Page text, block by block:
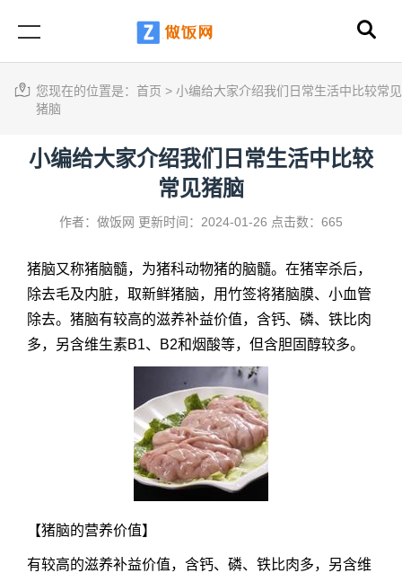
您现在的位置是： 首页 > 小编给大家介绍我们日常生活中比较常见
猪脑
小编给大家介绍我们日常生活中比较
常见猪脑
作者：做饭网 更新时间：2024-01-26 点击数：665
猪脑又称猪脑髓，为猪科动物猪的脑髓。在猪宰杀后，
除去毛及内脏，取新鲜猪脑，用竹签将猪脑膜、小血管
除去。 猪脑有较高的滋养补益价值，含钙、磷、铁比肉
多，另含维生素B1、B2和烟酸等，但含胆固醇较多。
【猪脑的营养价值】
有较高的滋养补益价值，含钙、磷、铁比肉多，另含维